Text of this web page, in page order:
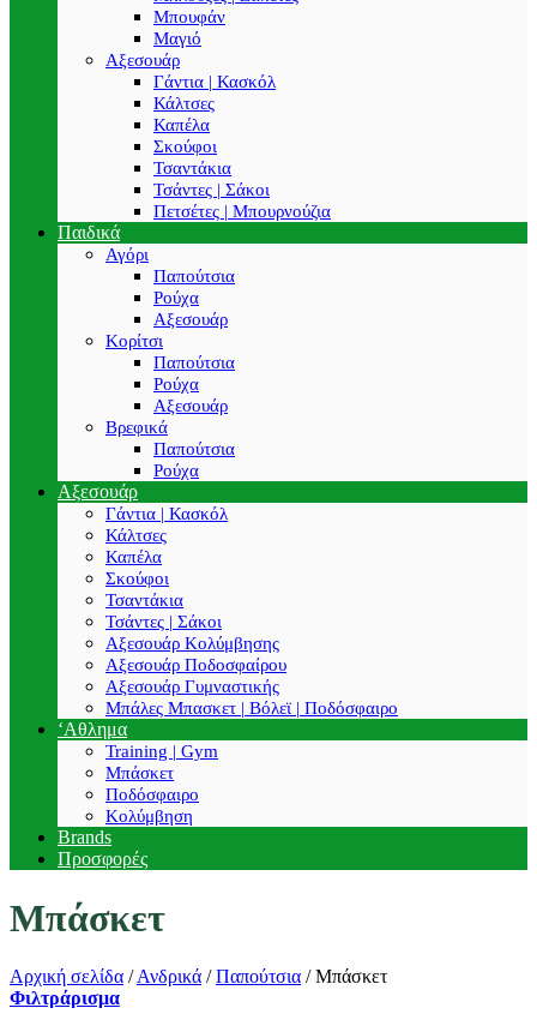
Μπουφάν
Μαγιό
Αξεσουάρ
Γάντια | Κασκόλ
Κάλτσες
Καπέλα
Σκούφοι
Τσαντάκια
Τσάντες | Σάκοι
Πετσέτες | Μπουρνούζια
Παιδικά
Αγόρι
Παπούτσια
Ρούχα
Αξεσουάρ
Κορίτσι
Παπούτσια
Ρούχα
Αξεσουάρ
Βρεφικά
Παπούτσια
Ρούχα
Αξεσουάρ
Γάντια | Κασκόλ
Κάλτσες
Καπέλα
Σκούφοι
Τσαντάκια
Τσάντες | Σάκοι
Αξεσουάρ Κολύμβησης
Αξεσουάρ Ποδοσφαίρου
Αξεσουάρ Γυμναστικής
Μπάλες Μπασκετ | Βόλεϊ | Ποδόσφαιρο
‘Αθλημα
Training | Gym
Μπάσκετ
Ποδόσφαιρο
Κολύμβηση
Brands
Προσφορές
Μπάσκετ
Αρχική σελίδα / Ανδρικά / Παπούτσια /Μπάσκετ
Φιλτράρισμα